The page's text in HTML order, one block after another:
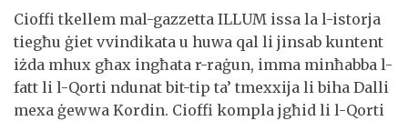
Cioffi tkellem mal-gazzetta ILLUM issa la l-istorja
tiegħu ġiet vvindikata u huwa qal li jinsab kuntent
iżda mhux għax ingħata r-raġun, imma minħabba l-
fatt li l-Qorti ndunat bit-tip ta’ tmexxija li biha Dalli
mexa ġewwa Kordin. Cioffi kompla jgħid li l-Qorti